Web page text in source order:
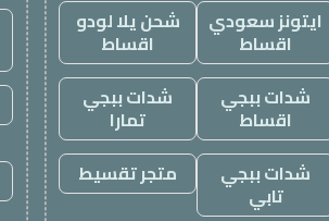
ايتونز سعودي
اقساط
شحن يلا لودو
اقساط
شدات ببجي
اقساط
شدات ببجي
تمارا
شدات ببجي
تابي
متجر تقسيط